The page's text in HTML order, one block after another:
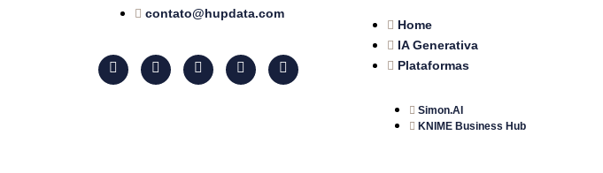
contato@hupdata.com
Home
IA Generativa
Plataformas
Simon.AI
KNIME Business Hub